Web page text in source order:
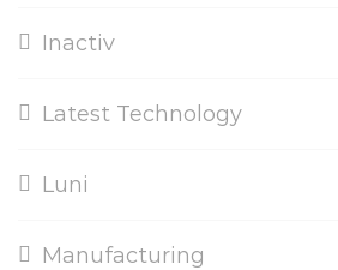
Inactiv
Latest Technology
Luni
Manufacturing